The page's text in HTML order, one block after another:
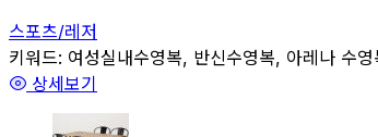
스포츠/레저
관련
키워드: 여성실내수영복, 반신수영복, 아레나 수영
상세보기